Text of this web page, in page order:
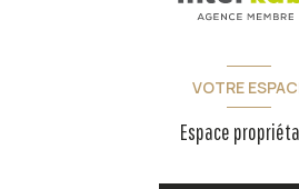
VOTRE
Espace